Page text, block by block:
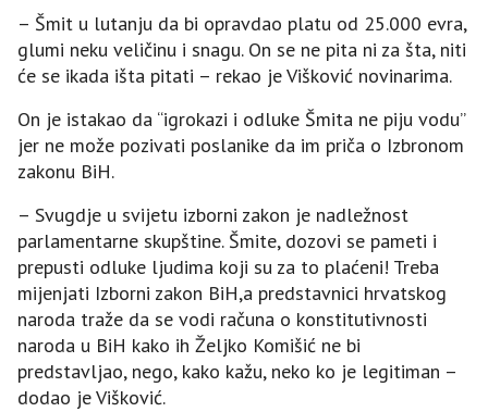
– Šmit u lutanju da bi opravdao platu od 25.000 evra,
glumi neku veličinu i snagu. On se ne pita ni za šta, niti
će se ikada išta pitati – rekao je Višković novinarima.
On je istakao da “igrokazi i odluke Šmita ne piju vodu”
jer ne može pozivati poslanike da im priča o Izbronom
zakonu BiH.
– Svugdje u svijetu izborni zakon je nadležnost
parlamentarne skupštine. Šmite, dozovi se pameti i
prepusti odluke ljudima koji su za to plaćeni! Treba
mijenjati Izborni zakon BiH,a predstavnici hrvatskog
naroda traže da se vodi računa o konstitutivnosti
naroda u BiH kako ih Željko Komišić ne bi
predstavljao, nego, kako kažu, neko ko je legitiman –
dodao je Višković.